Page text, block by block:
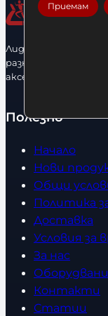
Лидерфитнес е
разнообразие от
аксесоари.
Полезно
Начало
Нови
Общи
Политика
Доставка
Условия за
За нас
Контакти
Статии
Приемам